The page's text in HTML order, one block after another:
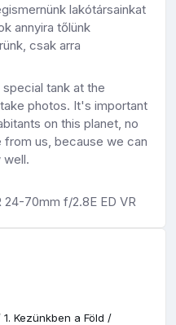
lakótársainkat
annyira tőlünk
csak arra
tank at the
photos. It's important
on this planet, no
us, because we can
well.
24-70mm f/2.8E ED VR
1. Kezünkben a Föld /